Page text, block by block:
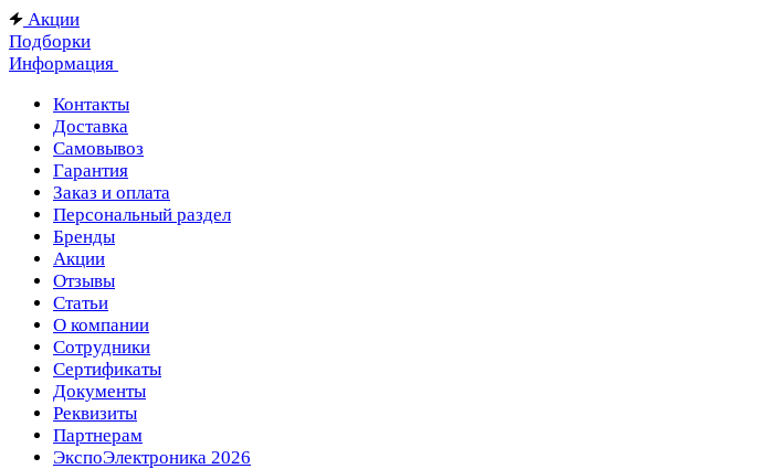
Акции
Подборки
Информация
Контакты
Доставка
Самовывоз
Гарантия
Заказ и оплата
Персональный раздел
Бренды
Акции
Отзывы
Статьи
О компании
Сотрудники
Сертификаты
Документы
Реквизиты
Партнерам
ЭкспоЭлектроника 2026